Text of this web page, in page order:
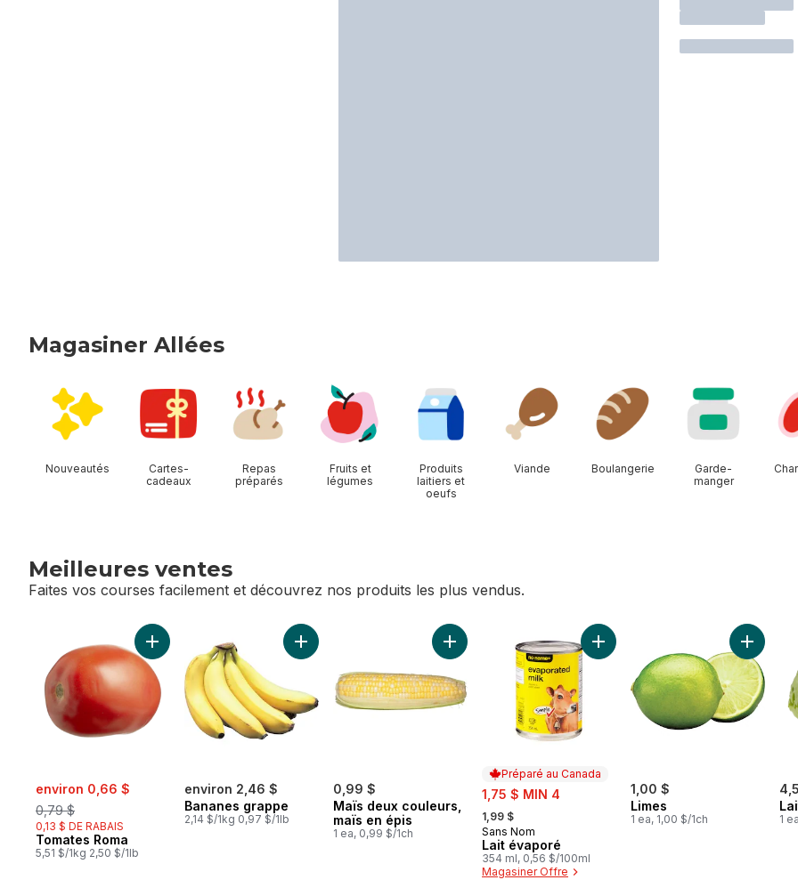
Magasiner Allées
Nouveautés
Cartes-
cadeaux
Repas
préparés
Fruits et
légumes
Produits
laitiers et
oeufs
Viande Boulangerie
Garde-
manger
Meilleures ventes
Faites vos courses facilement et découvrez nos produits les plus vendus.
sauter Meilleures ventes
sale:
environ 0,66 $
, formerly:
0,79 $
0,13 $ DE RABAIS
Tomates Roma
5,51 $/1kg 2,50 $/1lb
Ajouter Tomates Roma au panier
environ 2,46 $
Bananes grappe
2,14 $/1kg 0,97 $/1lb
Ajouter Bananes grappe au panier
0,99 $
Maïs deux couleurs,
maïs en épis
1 ea, 0,99 $/1ch
Ajouter Maïs deux couleurs, maïs en épis au panier
Préparé au Canada
sale:
1,75 $ MIN 4
, formerly:
1,99 $
Préparé au Canada
Sans Nom
Lait évaporé
354 ml, 0,56 $/100ml
Magasiner Offre
Ajouter Lait évaporé au panier
1,00 $
Limes
1 ea, 1,00 $/1ch
Ajouter
1